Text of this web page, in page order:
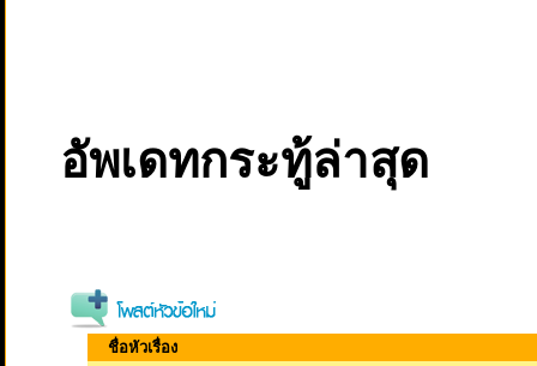
อัพเดทกระทู้ล่าสุด
ชื่อหัวเรื่อง